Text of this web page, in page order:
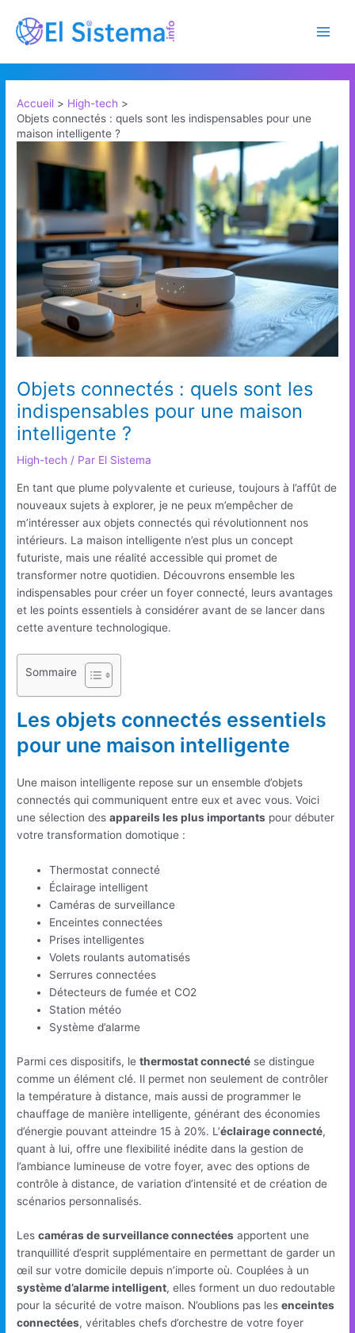
contenu
Accueil
High-tech
Objets connectés : quels sont les indispensables pour une
maison intelligente ?
Objets connectés : quels sont les
indispensables pour une maison
intelligente ?
High-tech / Par El Sistema
En tant que plume polyvalente et curieuse, toujours à l’affût de
nouveaux sujets à explorer, je ne peux m’empêcher de
m’intéresser aux objets connectés qui révolutionnent nos
intérieurs. La maison intelligente n’est plus un concept
futuriste, mais une réalité accessible qui promet de
transformer notre quotidien. Découvrons ensemble les
indispensables pour créer un foyer connecté, leurs avantages
et les points essentiels à considérer avant de se lancer dans
cette aventure technologique.
Sommaire
Les objets connectés essentiels
pour une maison intelligente
Une maison intelligente repose sur un ensemble d’objets
connectés qui communiquent entre eux et avec vous. Voici
une sélection desappareils les plus importants pour débuter
votre transformation domotique :
Thermostat connecté
Éclairage intelligent
Caméras de surveillance
Enceintes connectées
Prises intelligentes
Volets roulants automatisés
Serrures connectées
Détecteurs de fumée et CO2
Station météo
Système d’alarme
Parmi ces dispositifs, lethermostat connecté se distingue
comme un élément clé. Il permet non seulement de contrôler
la température à distance, mais aussi de programmer le
chauffage de manière intelligente, générant des économies
d’énergie pouvant atteindre 15 à 20%. L’éclairage connecté,
quant à lui, offre une flexibilité inédite dans la gestion de
l’ambiance lumineuse de votre foyer, avec des options de
contrôle à distance, de variation d’intensité et de création de
scénarios personnalisés.
Lescaméras de surveillance connectées apportent une
tranquillité d’esprit supplémentaire en permettant de garder un
œil sur votre domicile depuis n’importe où. Couplées à un
système d’alarme intelligent, elles forment un duo redoutable
pour la sécurité de votre maison. N’oublions pas lesenceintes
connectées, véritables chefs d’orchestre de votre foyer